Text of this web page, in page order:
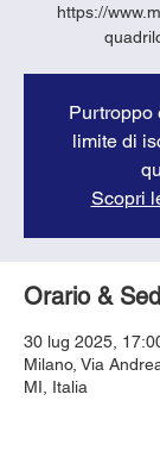
https://
Purtroppo
limite di
Scopri
Orario &
30 lug 2025,
Milano, Via
MI, Italia